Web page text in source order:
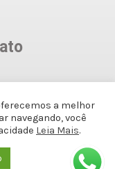
a melhor
navegando, você
Leia Mais.